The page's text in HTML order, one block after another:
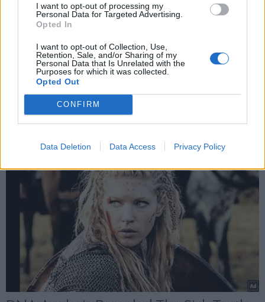
I want to opt-out of processing my
Personal Data for Targeted Advertising.
Opted In
I want to opt-out of Collection, Use,
Retention, Sale, and/or Sharing of my
Personal Data that Is Unrelated with the
Purposes for which it was collected.
Opted Out
CONFIRM
Data Deletion Data Access Privacy Policy
X